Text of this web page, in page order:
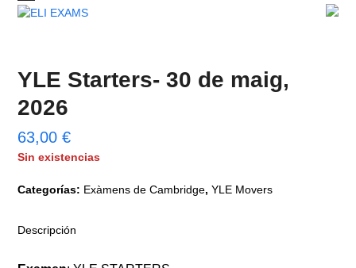
Skip
Open
menu
Close
menu
YLE Starters- 30 de maig,
2026
63,00€
Sin existencias
Categorías: Exàmens de Cambridge,YLE Movers
Descripción